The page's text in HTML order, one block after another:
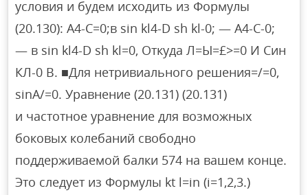
условия и будем исходить из Формулы
(20.130): A4-C=0;в sin kl4-D sh kl-0; — A4-C-0;
— в sin kl4-D sh kl=0, Откуда Л=Ы=£>=0 И Син
КЛ-0 В. ■Для нетривиального решения=/=0,
sinA/=0. Уравнение (20.131) (20.131)
и частотное уравнение для возможных
боковых колебаний свободно
поддерживаемой балки 574 на вашем конце.
Это следует из Формулы kt l=in (i=1,2,3.)